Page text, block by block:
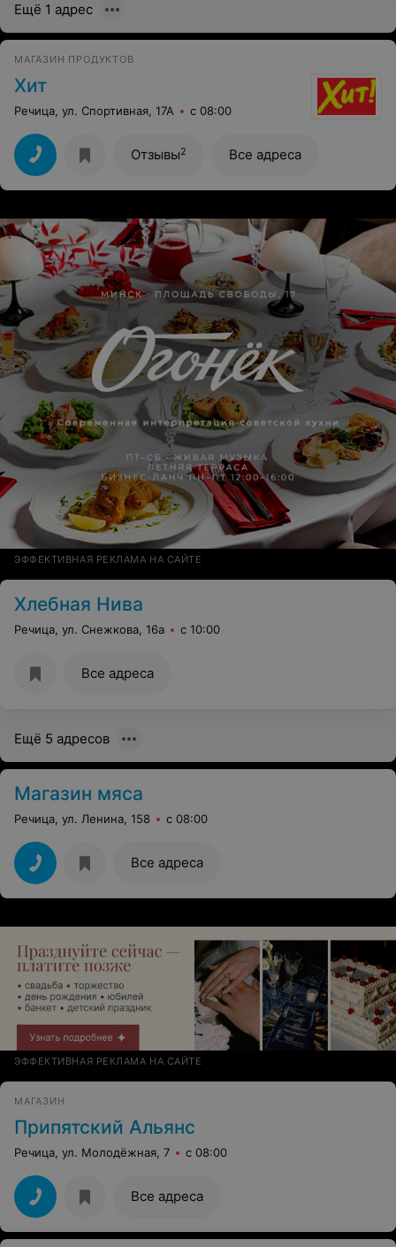
Ещё 1 адрес
МАГАЗИН ПРОДУКТОВ
Хит
Речица, ул. Спортивная, 17А с 08:00
Отзывы2 Все адреса
ЭФФЕКТИВНАЯ РЕКЛАМА НА САЙТЕ
Хлебная Нива
Речица, ул. Снежкова, 16а с 10:00
Все адреса
Ещё 5 адресов
Магазин мяса
Речица, ул. Ленина, 158 с 08:00
Все адреса
ЭФФЕКТИВНАЯ РЕКЛАМА НА САЙТЕ
МАГАЗИН
Припятский Альянс
Речица, ул. Молодёжная, 7 с 08:00
Все адреса